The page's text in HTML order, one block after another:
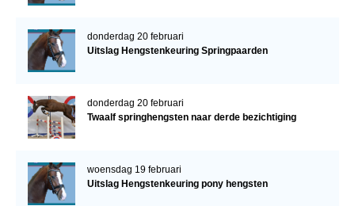
donderdag 20 februari
Uitslag Hengstenkeuring Springpaarden
donderdag 20 februari
Twaalf springhengsten naar derde bezichtiging
woensdag 19 februari
Uitslag Hengstenkeuring pony hengsten